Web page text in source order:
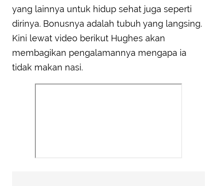
yang lainnya untuk hidup sehat juga seperti
dirinya. Bonusnya adalah tubuh yang langsing.
Kini lewat video berikut Hughes akan
membagikan pengalamannya mengapa ia
tidak makan nasi.